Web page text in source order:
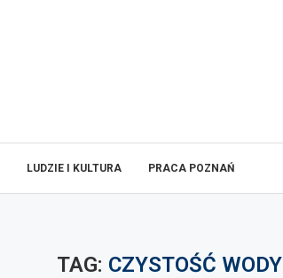
LUDZIE I KULTURA PRACA POZNAŃ
TAG: CZYSTOŚĆ WODY